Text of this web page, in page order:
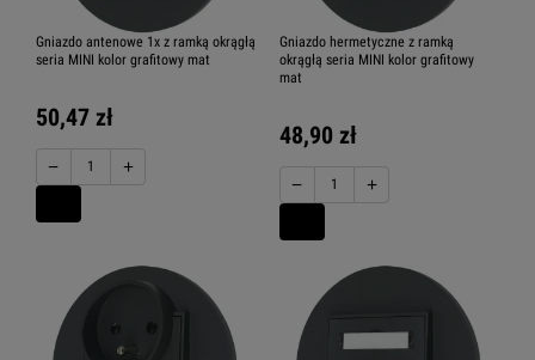
Gniazdo antenowe 1x z ramką okrągłą
seria MINI kolor grafitowy mat
50,47 zł
− +
Gniazdo hermetyczne z ramką
okrągłą seria MINI kolor grafitowy
mat
48,90 zł
− +